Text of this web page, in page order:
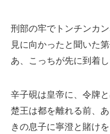
刑部の牢でトンチンカ
見に向かったと聞いた
あ、こっちが先に到着
辛子硯は皇帝に、令牌
楚王は都を離れる前、
きの息子に寧澄と賭け